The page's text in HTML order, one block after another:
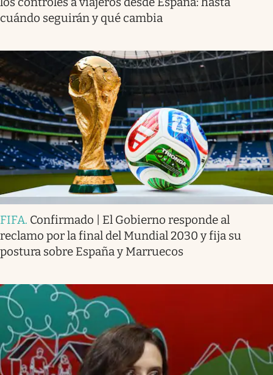
cuándo seguirán y qué cambia
FIFA. Confirmado | El Gobierno responde al
reclamo por la final del Mundial 2030 y fija su
postura sobre España y Marruecos